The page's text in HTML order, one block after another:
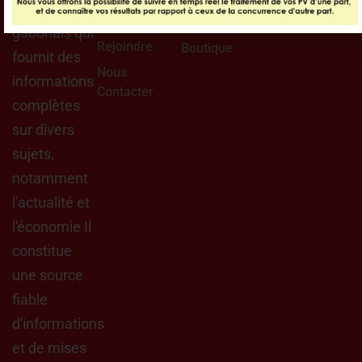
journal
gabonais qui
fournit des
informations
complètes
sur divers
sujets,
notamment
l'actualité et
l'économie Il
constitue
une source
fiable
d'informations
et de mises
Nous
Rejoindre
Nous
Contacter
D'offres
Boutique